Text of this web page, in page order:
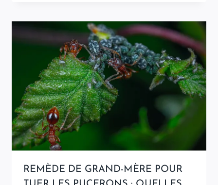
REMÈDE DE GRAND-MÈRE POUR